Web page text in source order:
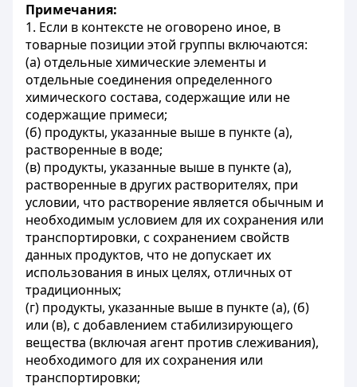
Примечания:
1. Если в контексте не оговорено иное, в
товарные позиции этой группы включаются:
(а) отдельные химические элементы и
отдельные соединения определенного
химического состава, содержащие или не
содержащие примеси;
(б) продукты, указанные выше в пункте (а),
растворенные в воде;
(в) продукты, указанные выше в пункте (а),
растворенные в других растворителях, при
условии, что растворение является обычным и
необходимым условием для их сохранения или
транспортировки, с сохранением свойств
данных продуктов, что не допускает их
использования в иных целях, отличных от
традиционных;
(г) продукты, указанные выше в пункте (а), (б)
или (в), с добавлением стабилизирующего
вещества (включая агент против слеживания),
необходимого для их сохранения или
транспортировки;